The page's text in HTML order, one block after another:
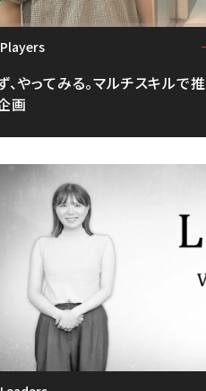
Players
、やってみる。マルチスキルで
画